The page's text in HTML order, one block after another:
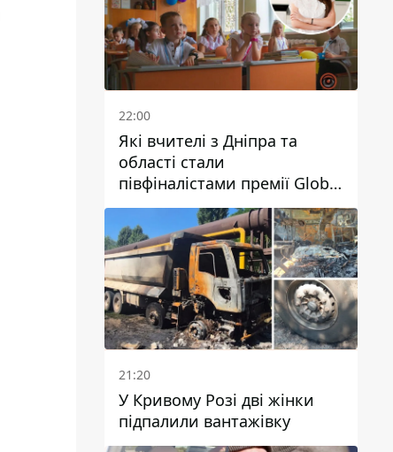
22:00
Які вчителі з Дніпра та
області стали
півфіналістами премії Global
Teacher Prize Ukraine 2026
21:20
У Кривому Розі дві жінки
підпалили вантажівку